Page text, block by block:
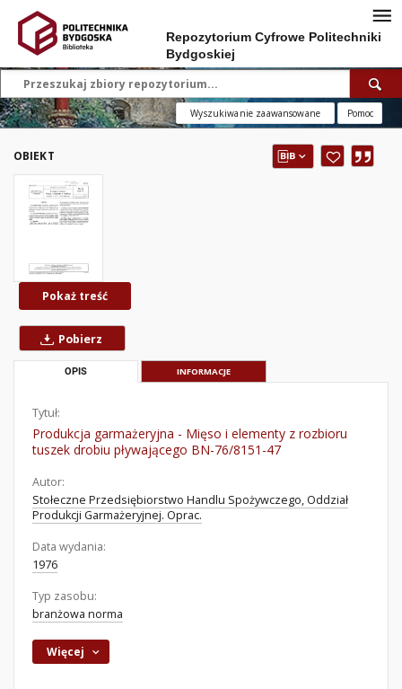
Repozytorium Cyfrowe Politechniki
Bydgoskiej
Wyszukiwanie zaawansowane Pomoc
OBIEKT
Pokaż treść
Pobierz
OPIS INFORMACJE
Tytuł:
Produkcja garmażeryjna - Mięso i elementy z rozbioru
tuszek drobiu pływającego BN-76/8151-47
Autor:
Stołeczne Przedsiębiorstwo Handlu Spożywczego, Oddział
Produkcji Garmażeryjnej. Oprac.
Data wydania:
1976
Typ zasobu:
branżowa norma
Więcej